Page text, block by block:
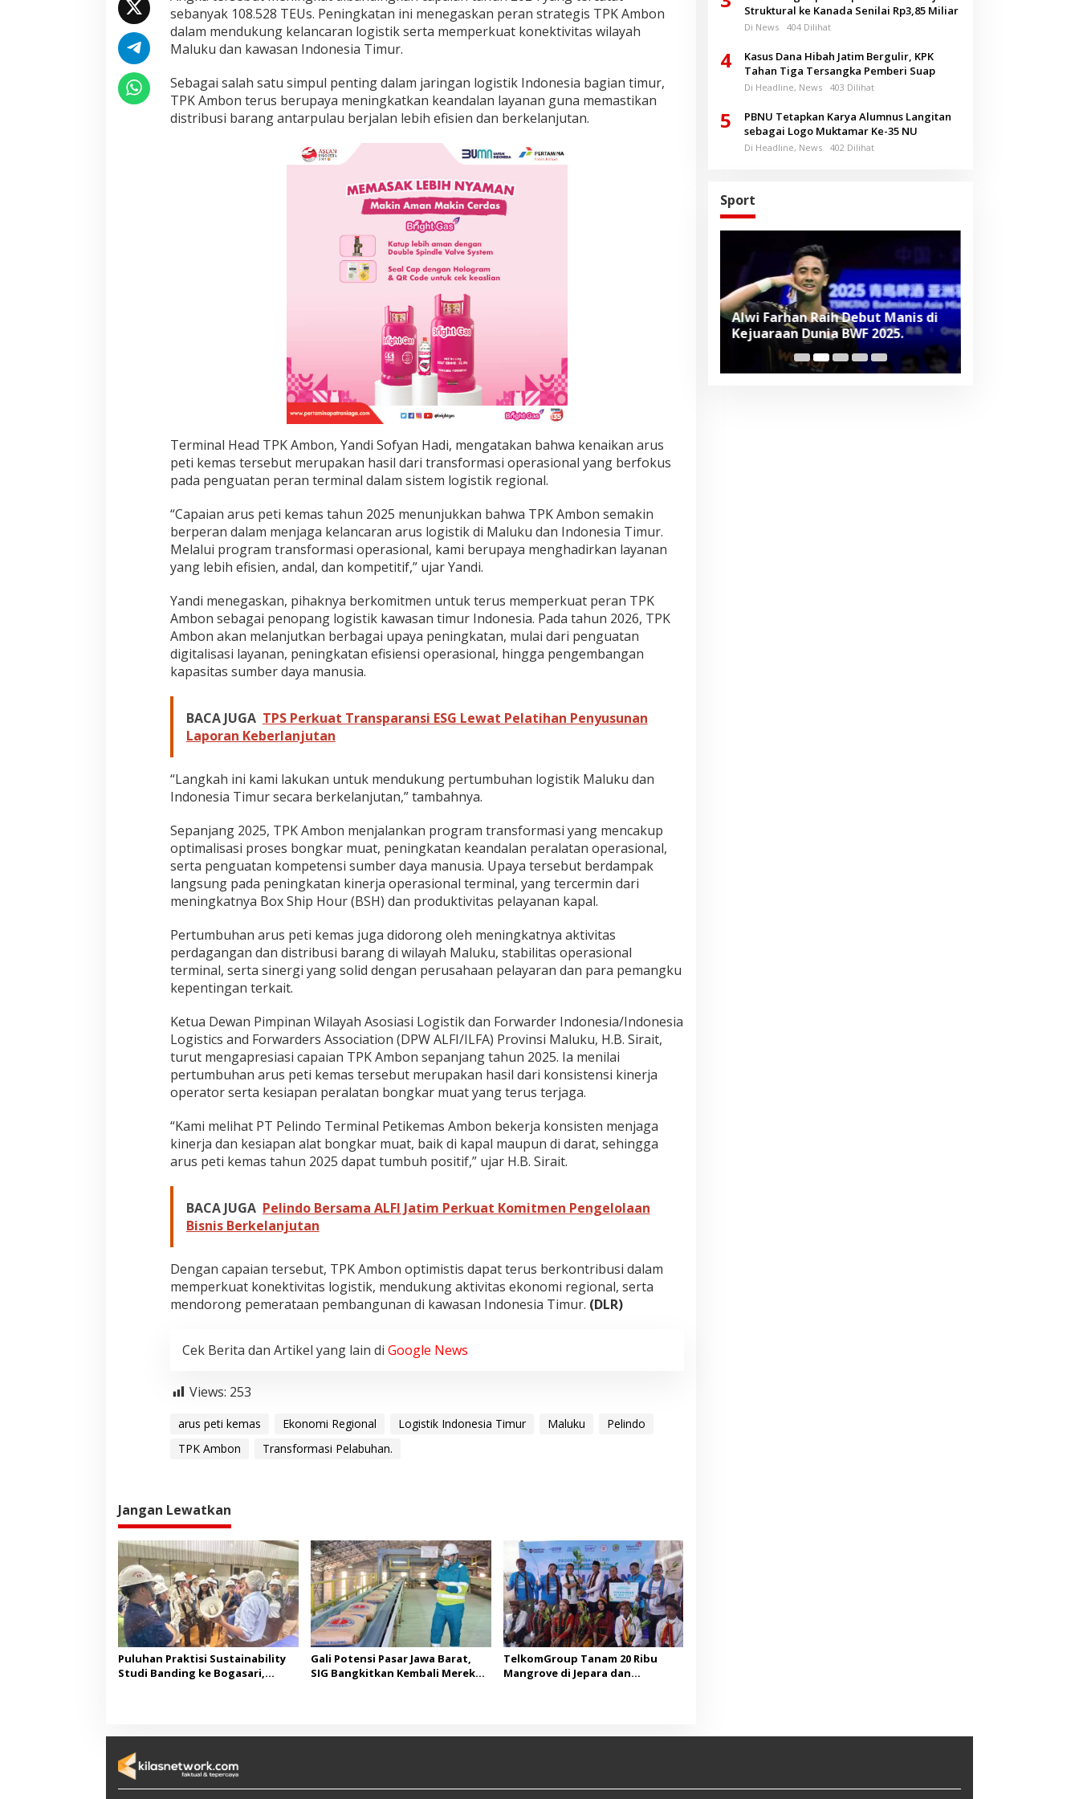
E
U
s
S
p
a
n
j
sebanyak 108.528 TEUs. Peningkatan ini menegaskan peran strategis TPK Ambon
dalam mendukung kelancaran logistik serta memperkuat konektivitas wilayah
Maluku dan kawasan Indonesia Timur.
Sebagai salah satu simpul penting dalam jaringan logistik Indonesia bagian timur,
TPK Ambon terus berupaya meningkatkan keandalan layanan guna memastikan
distribusi barang antarpulau berjalan lebih efisien dan berkelanjutan.
Terminal Head TPK Ambon, Yandi Sofyan Hadi, mengatakan bahwa kenaikan arus
peti kemas tersebut merupakan hasil dari transformasi operasional yang berfokus
pada penguatan peran terminal dalam sistem logistik regional.
“Capaian arus peti kemas tahun 2025 menunjukkan bahwa TPK Ambon semakin
berperan dalam menjaga kelancaran arus logistik di Maluku dan Indonesia Timur.
Melalui program transformasi operasional, kami berupaya menghadirkan layanan
yang lebih efisien, andal, dan kompetitif,” ujar Yandi.
Yandi menegaskan, pihaknya berkomitmen untuk terus memperkuat peran TPK
Ambon sebagai penopang logistik kawasan timur Indonesia. Pada tahun 2026, TPK
Ambon akan melanjutkan berbagai upaya peningkatan, mulai dari penguatan
digitalisasi layanan, peningkatan efisiensi operasional, hingga pengembangan
kapasitas sumber daya manusia.
BACA JUGA TPS Perkuat Transparansi ESG Lewat Pelatihan Penyusunan
Laporan Keberlanjutan
“Langkah ini kami lakukan untuk mendukung pertumbuhan logistik Maluku dan
Indonesia Timur secara berkelanjutan,” tambahnya.
Sepanjang 2025, TPK Ambon menjalankan program transformasi yang mencakup
optimalisasi proses bongkar muat, peningkatan keandalan peralatan operasional,
serta penguatan kompetensi sumber daya manusia. Upaya tersebut berdampak
langsung pada peningkatan kinerja operasional terminal, yang tercermin dari
meningkatnya Box Ship Hour (BSH) dan produktivitas pelayanan kapal.
Pertumbuhan arus peti kemas juga didorong oleh meningkatnya aktivitas
perdagangan dan distribusi barang di wilayah Maluku, stabilitas operasional
terminal, serta sinergi yang solid dengan perusahaan pelayaran dan para pemangku
kepentingan terkait.
Ketua Dewan Pimpinan Wilayah Asosiasi Logistik dan Forwarder Indonesia/Indonesia
Logistics and Forwarders Association (DPW ALFI/ILFA) Provinsi Maluku, H.B. Sirait,
turut mengapresiasi capaian TPK Ambon sepanjang tahun 2025. Ia menilai
pertumbuhan arus peti kemas tersebut merupakan hasil dari konsistensi kinerja
operator serta kesiapan peralatan bongkar muat yang terus terjaga.
“Kami melihat PT Pelindo Terminal Petikemas Ambon bekerja konsisten menjaga
kinerja dan kesiapan alat bongkar muat, baik di kapal maupun di darat, sehingga
arus peti kemas tahun 2025 dapat tumbuh positif,” ujar H.B. Sirait.
BACA JUGA Pelindo Bersama ALFI Jatim Perkuat Komitmen Pengelolaan
Bisnis Berkelanjutan
Dengan capaian tersebut, TPK Ambon optimistis dapat terus berkontribusi dalam
memperkuat konektivitas logistik, mendukung aktivitas ekonomi regional, serta
mendorong pemerataan pembangunan di kawasan Indonesia Timur. (DLR)
Cek Berita dan Artikel yang lain di Google News
Views: 253
arus peti kemas Ekonomi Regional Logistik Indonesia Timur Maluku
Pelindo
TPK Ambon
Transformasi Pelabuhan.
Jangan Lewatkan
Puluhan Praktisi Sustainability
Studi Banding ke Bogasari,
Gali Potensi Pasar Jawa Barat,
SIG Bangkitkan Kembali Merek
TelkomGroup Tanam 20 Ribu
Mangrove di Jepara dan
Struktural ke Kanada Senilai Rp3,85 Miliar
Di News 404 Dilihat
4
Kasus Dana Hibah Jatim Bergulir, KPK
Tahan Tiga Tersangka Pemberi Suap
Di Headline, News 403 Dilihat
5
PBNU Tetapkan Karya Alumnus Langitan
sebagai Logo Muktamar Ke-35 NU
Di Headline, News 402 Dilihat
Sport
Alwi Farhan Raih Debut Manis di
Kejuaraan Dunia BWF 2025.